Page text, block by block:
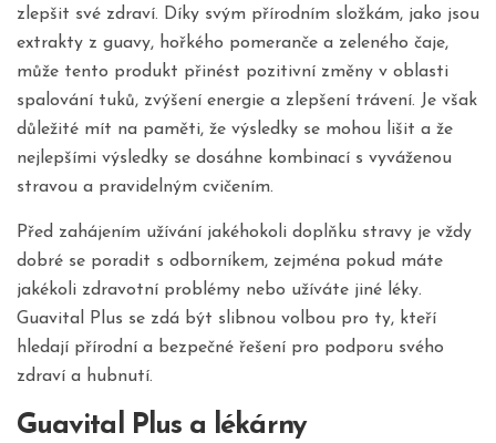
zlepšit své zdraví. Díky svým přírodním složkám, jako jsou
extrakty z guavy, hořkého pomeranče a zeleného čaje,
může tento produkt přinést pozitivní změny v oblasti
spalování tuků, zvýšení energie a zlepšení trávení. Je však
důležité mít na paměti, že výsledky se mohou lišit a že
nejlepšími výsledky se dosáhne kombinací s vyváženou
stravou a pravidelným cvičením.
Před zahájením užívání jakéhokoli doplňku stravy je vždy
dobré se poradit s odborníkem, zejména pokud máte
jakékoli zdravotní problémy nebo užíváte jiné léky.
Guavital Plus se zdá být slibnou volbou pro ty, kteří
hledají přírodní a bezpečné řešení pro podporu svého
zdraví a hubnutí.
Guavital Plus a lékárny